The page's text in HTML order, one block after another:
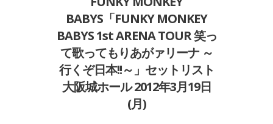
BABYS「FUNKY MONKEY
BABYS 1st ARENA TOUR 笑っ
て歌ってもりあがァリーナ ～
行くぞ日本!!～」セットリスト
大阪城ホール 2012年3月19日
(月)